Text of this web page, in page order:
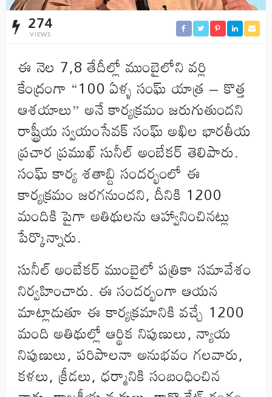
274
VIEWS
ఈ నెల 7,8 తేదీల్లో ముంబైలోని వర్లి
కేంద్రంగా “100 ఏళ్ళ సంఘ్ యాత్ర – కొత్త
ఆశయాలు” అనే కార్యక్రమం జరుగుతుందని
రాష్ట్రీయ స్వయంసేవక్ సంఘ్ అఖిల భారతీయ
ప్రచార ప్రముఖ్ సునీల్ అంబేకర్ తెలిపారు.
సంఘ్ కార్య శతాబ్ది సందర్భంలో ఈ
కార్యక్రమం జరగనుందని, దీనికి 1200
మందికి పైగా అతిథులను ఆహ్వానించినట్లు
పేర్కొన్నారు.
సునీల్ అంబేకర్ ముంబైలో పత్రికా సమావేశం
నిర్వహించారు. ఈ సందర్భంగా ఆయన
మాట్లాడుతూ ఈ కార్యక్రమానికి వచ్చే 1200
మంది అతిథుల్లో ఆర్థిక నిపుణులు, న్యాయ
నిపుణులు, పరిపాలనా అనుభవం గలవారు,
కళలు, క్రీడలు, ధర్మానికి సంబంధించిన